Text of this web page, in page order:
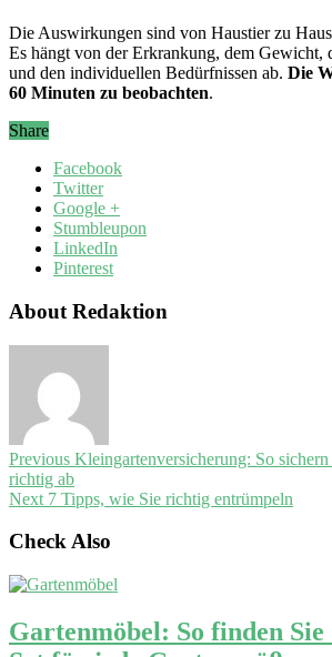
Die Auswirkungen sind von Haustier zu
Es hängt von der Erkrankung, dem Gewicht,
und den individuellen Bedürfnissen ab. Die
60 Minuten zu beobachten.
Share
Facebook
Twitter
Google +
Stumbleupon
LinkedIn
Pinterest
About Redaktion
Previous Kleingartenversicherung: So
richtig ab
Next 7 Tipps, wie Sie richtig entrümpeln
Check Also
Gartenmöbel: So finden